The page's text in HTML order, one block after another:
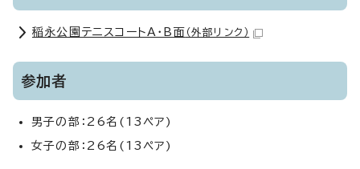
稲永公園テニスコートA・B面 （外部リンク）
参加者
男子の部：26名(13ペア)
女子の部：26名(13ペア)